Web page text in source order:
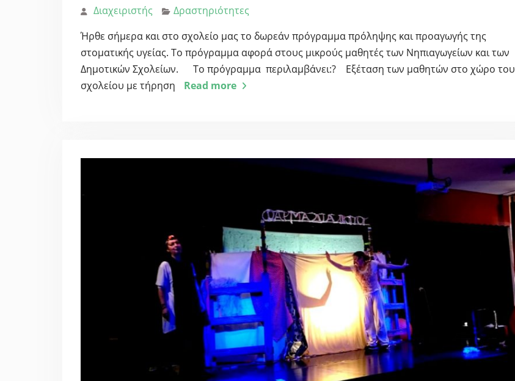
Διαχειριστής
Δραστηριότητες
Ήρθε σήμερα και στο σχολείο μας το δωρεάν πρόγραμμα πρόληψης και προαγωγής της
στοματικής υγείας. Το πρόγραμμα αφορά στους μικρούς μαθητές των Νηπιαγωγείων και των
Δημοτικών Σχολείων. Το πρόγραμμα περιλαμβάνει:? Εξέταση των μαθητών στο χώρο του
σχολείου με τήρηση
Read more